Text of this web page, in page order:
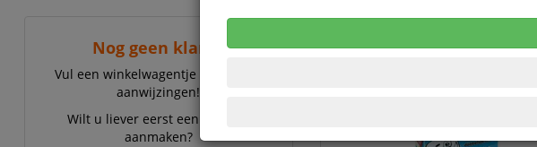
Nog geen klant?
Vul een winkelwagentje en volg de
aanwijzingen!
Wilt u liever eerst een account
aanmaken?